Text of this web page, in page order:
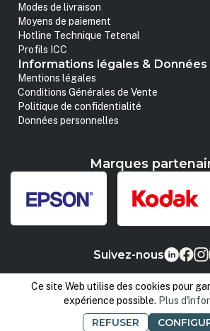
Modes de livraison
Moyens de paiement
Hotline Technique Tetenal
Profils ICC
Informations légales & Données
Mentions légales
Conditions Générales de Vente
Politique de confidentialité
Données personnelles
Marques
Suivez-nous
Ce site Web utilise des cookies pour
expérience possible. Plus
REFUSER